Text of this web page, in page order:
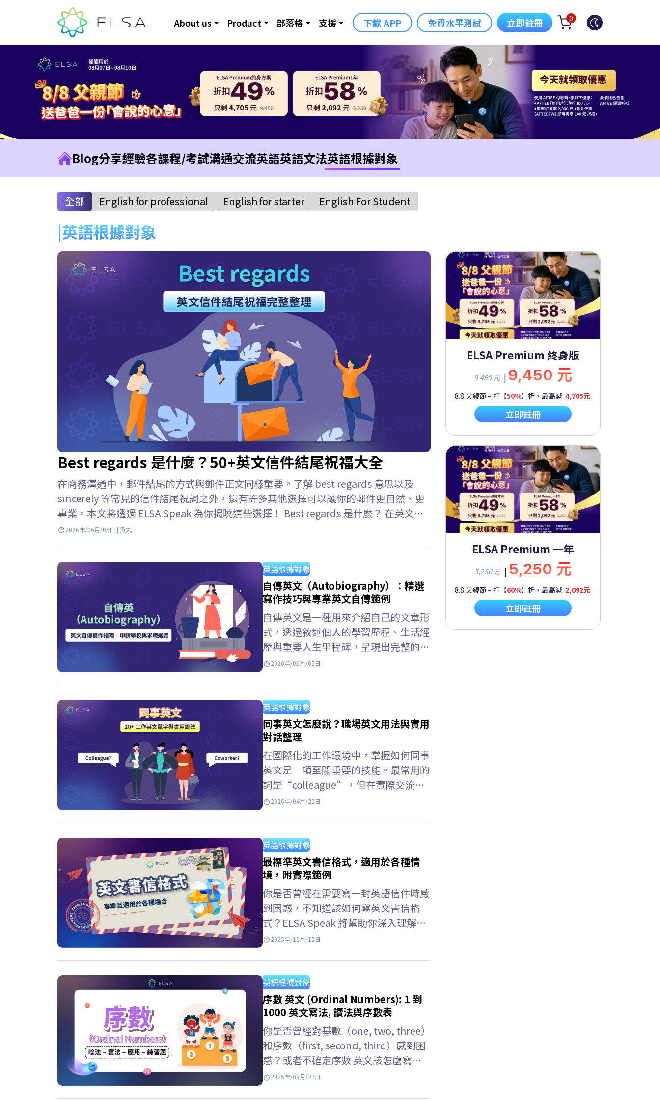
About us Product 部落格 支援 下載 APP 免費水平測試 立即註冊 0
Blog分享經驗各課程/考試溝通交流英語英語文法英語根據對象
全部 English for professional English for starter English For Student
英語根據對象
Best regards 是什麼？50+英文信件結尾祝福大全
在商務溝通中，郵件結尾的方式與郵件正文同樣重要。了解 best regards 意思以及
sincerely 等常見的信件結尾祝詞之外，還有許多其他選擇可以讓你的郵件更自然、更
專業。本文將透過 ELSA Speak 為你揭曉這些選擇！ Best regards 是什麽？ 在英文信
件結尾中，best regards 是一個常用且用途廣泛的結尾語，可以理解為“謹致以最誠
2026年/06月/05日 | 魚丸
英語根據對象
自傳英文（Autobiography）：精選
寫作技巧與專業英文自傳範例
自傳英文是一種用來介紹自己的文章形
式，透過敘述個人的學習歷程、生活經
歷與重要人生里程碑，呈現出完整的個
人樣貌。熟悉個人自傳英文的寫作方
流暢且符合語境地傳達個人資訊，在學
術申請與個人履歷中脫穎而出。 Key
Takeaways 核心內容重點摘要 英文自
傳 (Autobiography) 個人背景
（Personal Background）: 姓名、學
歷背景、個人特質與優點。 學術與能
力（Academic…
2026年/06月/05日
英語根據對象
同事英文怎麼說？職場英文用法與實用
對話整理
在國際化的工作環境中，掌握如何同事
英文是一項至關重要的技能。最常用的
詞是“colleague”，但在實際交流
中，還有許多其他表達方式，例如同事
使用英語，你可以使用ELSA Speak進
行練習。 同事英文怎麼說？ 以下是一
些常用的英語單字，用來指稱“同
事”，以及它們在不同工作語境中的發
音和用法，以便你可以選擇合適的方式
表達自己。 英文單字 用法 colleague
同事（正式）常用於工作環境或專業場
合；也可指同一行業但不一定在同一家
公司工作的人。…
2026年/04月/22日
英語根據對象
最標準英文書信格式，適用於各種情
境，附實際範例
你是否曾經在需要寫一封英語信件時感
到困惑，不知道該如何寫英文書信格
式？ELSA Speak 將幫助你深入理解每
一部分的細節——從英文書信在作文中
友、公司或組織的信件。 英文書信格
式 ELSA Speak 已整理出一套完整的英
文書信格式 機構，適用於商用英文書
信格式、英文書信格式 學測、英文書
信格式作文等多種情境，並附上不同範
例，幫助學習者輕鬆掌握並靈活運用於
各種場合。 >>閲讀更多：十大英文翻
譯中文網站推薦：快速、準確且免費…
2025年/10月/10日
英語根據對象
序數 英文 (Ordinal Numbers): 1 到
1000 英文寫法, 讀法與序數表
你是否曾經對基數（one, two, three）
和序數（first, second, third）感到困
惑？或者不確定序數 英文該怎麼寫、
怎麼讀、怎麼使用才正確？寫成
2025年/08月/27日
ELSA Premium 終身版
9,450 元 | 9,450 元
8.8 父親節 – 打【50%】折，最高減 4,705元
立即註冊
ELSA Premium 一年
5,250 元 | 5,250 元
8.8 父親節 – 打【60%】折，最高減 2,092元
立即註冊